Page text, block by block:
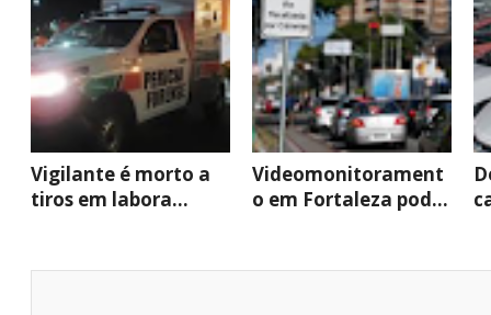
Vigilante é morto a
tiros em labora...
Videomonitorament
o em Fortaleza pod...